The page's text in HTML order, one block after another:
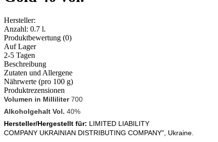
Hersteller:
Anzahl: 0.7 l.
Produktbewertung (0)
Auf Lager
2-5 Tagen
Beschreibung
Zutaten und Allergene
Nährwerte (pro 100 g)
Produktrezensionen
Volumen in Milliliter700
Alkoholgehalt Vol. 40%
Hersteller/Hergestellt für: LIMITED LIABILITY
COMPANY UKRAINIAN DISTRIBUTING COMPANY", Ukraine.